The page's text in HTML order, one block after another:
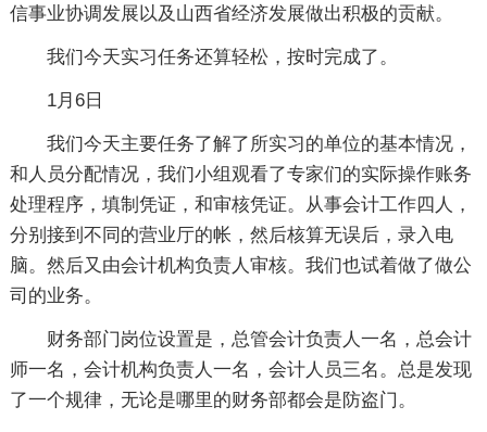
信事业协调发展以及山西省经济发展做出积极的贡献。
我们今天实习任务还算轻松，按时完成了。
1月6日
我们今天主要任务了解了所实习的单位的基本情况，
和人员分配情况，我们小组观看了专家们的实际操作账务
处理程序，填制凭证，和审核凭证。从事会计工作四人，
分别接到不同的营业厅的帐，然后核算无误后，录入电
脑。然后又由会计机构负责人审核。我们也试着做了做公
司的业务。
财务部门岗位设置是，总管会计负责人一名，总会计
师一名，会计机构负责人一名，会计人员三名。总是发现
了一个规律，无论是哪里的财务部都会是防盗门。